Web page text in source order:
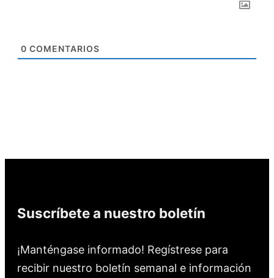
0 COMENTARIOS
Suscríbete a nuestro boletín
¡Manténgase informado! Regístrese para
recibir nuestro boletín semanal e información